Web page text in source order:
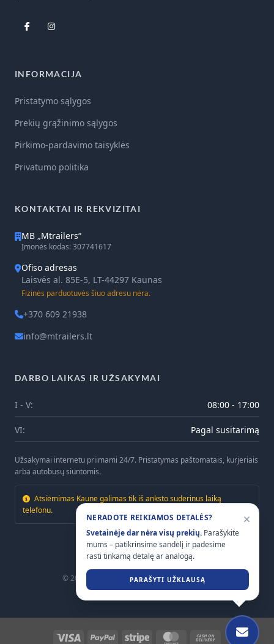
INFORMACIJA
Pristatymo sąlygos
Prekių grąžinimo sąlygos
Pirkimo-pardavimo taisyklės
Privatumo politika
KONTAKTAI IR REKVIZITAI
MB „Mtrailers“
Įmonės kodas: 307741617
Ofiso adresas
Laisvės al. 85E-5, LT-44297 Kaunas
Fizinės parduotuvės šiuo adresu nėra.
+370 609 21938
info@mtrailers.lt
DARBO LAIKAS IR UŽSAKYMAI
I - V: 08:00 - 17:00
VI: Pagal susitarimą
Užsakymai internetu priimami 24/7. Pristatymas paštomatais, kurjeriais
arba autobusų siuntomis.
Atsiėmimas Kaune galimas tik iš anksto suderinus laiką
telefonu.
© 2026 . Visos teisės saugomos.
NERADOTE REIKIAMOS DETALĖS?
Svetainėje dar nėra visų prekių. Parašykite
mums – patikrinsime sandėlį ir padėsime
rasti tinkamą detalę ar analogą.
PARAŠYTI UŽKLAUSĄ